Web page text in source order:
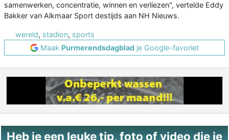
samenwerken, concentratie, winnen en verliezen", vertelde Eddy
Bakker van Alkmaar Sport destijds aan NH Nieuws.
wereld, stadion, sports
Maak Purmerendsdagblad je Google-favoriet
Heb je een leuke tip, foto of video die je